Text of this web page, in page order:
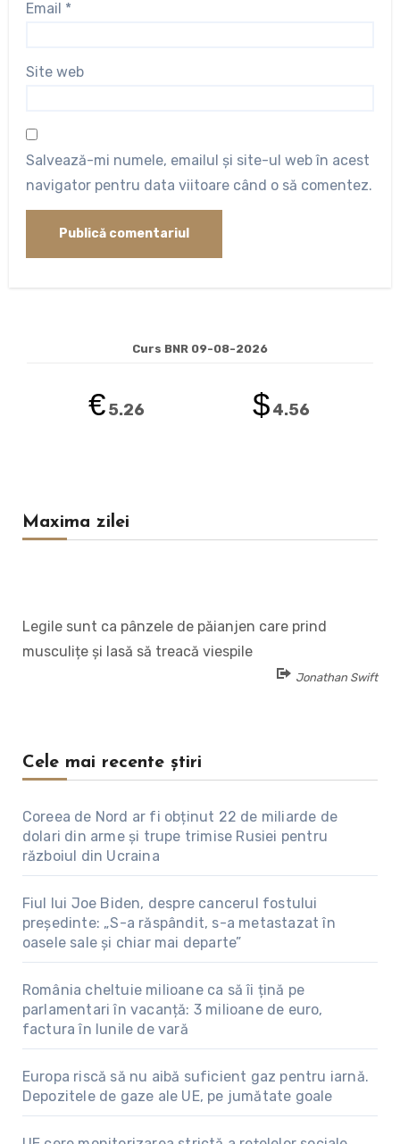
Email *
Site web
Salvează-mi numele, emailul și site-ul web în acest
navigator pentru data viitoare când o să comentez.
Curs BNR 09-08-2026
€5.26 $4.56
Maxima zilei
Legile sunt ca pânzele de păianjen care prind
musculițe și lasă să treacă viespile
Jonathan Swift
Cele mai recente știri
Coreea de Nord ar fi obținut 22 de miliarde de
dolari din arme și trupe trimise Rusiei pentru
războiul din Ucraina
Fiul lui Joe Biden, despre cancerul fostului
președinte: „S-a răspândit, s-a metastazat în
oasele sale și chiar mai departe”
România cheltuie milioane ca să îi țină pe
parlamentari în vacanță: 3 milioane de euro,
factura în lunile de vară
Europa riscă să nu aibă suficient gaz pentru iarnă.
Depozitele de gaze ale UE, pe jumătate goale